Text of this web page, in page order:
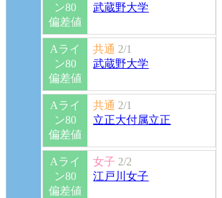
ン80
偏差値
武蔵野大学
Aライ
ン80
偏差値
共通 2/1
武蔵野大学
Aライ
ン80
偏差値
共通 2/1
立正大付属立正
Aライ
ン80
偏差値
女子 2/2
江戸川女子